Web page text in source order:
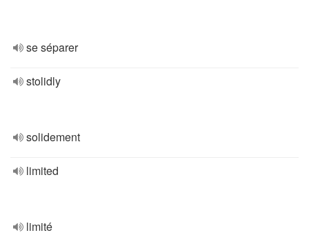
se séparer
stolidly
solidement
limited
limité